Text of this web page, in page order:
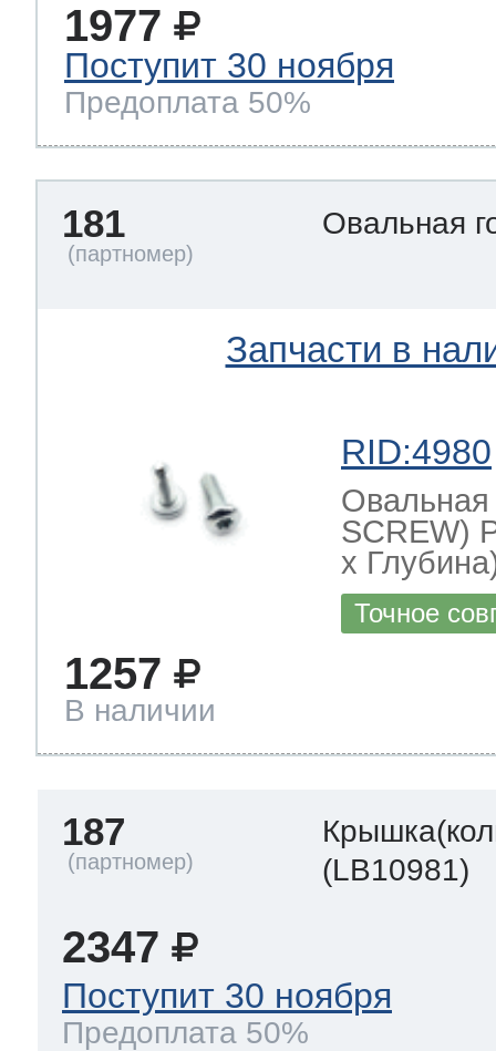
1977
Поступит 30 ноября
Предоплата 50%
181 Овальная
Запчасти в
RID:4980
Овальная
SCREW)
х
Точное
1257
В наличии
187
(LB10981)
2347
Поступит 30 ноября
Предоплата 50%